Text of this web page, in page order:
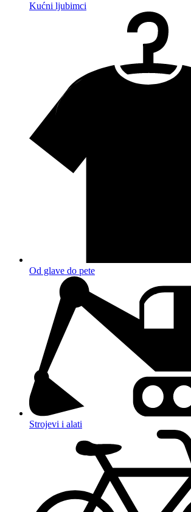
Kućni ljubimci
Od glave do pete
Strojevi i alati